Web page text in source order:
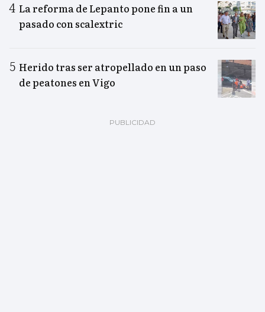
La reforma de Lepanto pone fin a un
pasado con scalextric
Herido tras ser atropellado en un paso
de peatones en Vigo